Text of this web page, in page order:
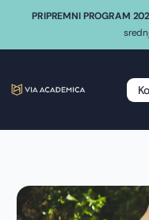
PRIPREMNI PROGRAM